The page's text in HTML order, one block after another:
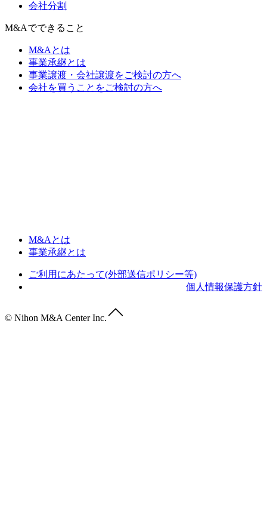
会社分割
M&Aでできること
M&Aとは
事業承継とは
事業譲渡・会社譲渡をご検討の方へ
会社を買うことをご検討の方へ
M&Aとは
事業承継とは
ご利用にあたって(外部送信ポリシー等)
個人情報保護方針
© Nihon M&A Center Inc.